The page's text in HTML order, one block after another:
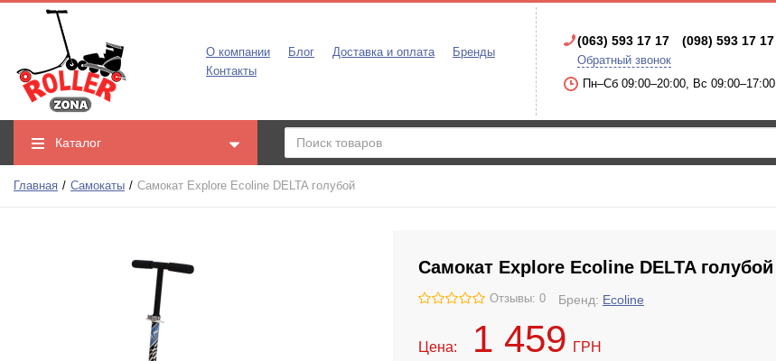
О компании Блог Доставка и оплата
Бренды
Контакты
(063) 593 17 17 (098) 593 17 17
Обратный звонок
Пн–Сб 09:00–20:00, Вс 09:00–17:00
Каталог
Главная Самокаты Самокат Explore Ecoline DELTA голубой
Самокат Explore Ecoline DELTA голубой
Отзывы: 0 Бренд: Ecoline
Цена: 1 459 ГРН